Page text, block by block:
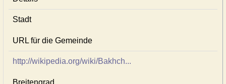
Stadt
URL für die Gemeinde
http://wikipedia.org/wiki/Bakhch...
Breitengrad